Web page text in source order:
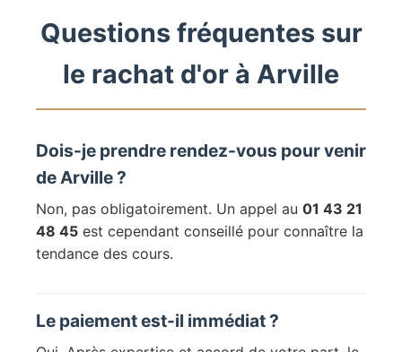
Questions fréquentes sur
le rachat d'or à Arville
Dois-je prendre rendez-vous pour venir
de Arville ?
Non, pas obligatoirement. Un appel au 01 43 21
48 45 est cependant conseillé pour connaître la
tendance des cours.
Le paiement est-il immédiat ?